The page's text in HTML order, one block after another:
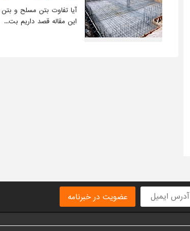
آیا تفاوت بتن مسلح و
این مقاله قصد داریم بت...
عضویت در خبرنامه